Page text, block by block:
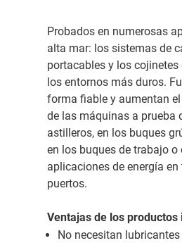
Probados en numerosas
alta mar: los sistemas de
portacables y los
los entornos más duros.
forma fiable y aumentan
de las máquinas a prueba
astilleros, en los buques
en los buques de trabajo o
aplicaciones de energía en
puertos.
Ventajas de los productos
No necesitan lubricantes